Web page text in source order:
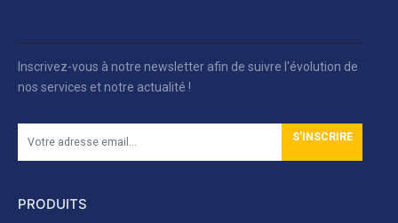
Inscrivez-vous à notre newsletter afin de suivre l'évolution de
nos services et notre actualité !
S'INSCRIRE
PRODUITS